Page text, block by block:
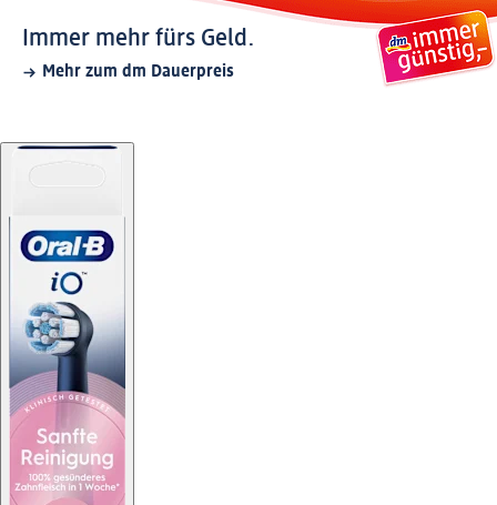
Immer mehr fürs Geld.
Mehr zum dm Dauerpreis